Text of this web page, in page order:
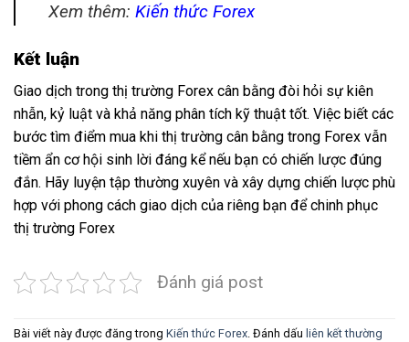
Xem thêm: Kiến thức Forex
Kết luận
Giao dịch trong thị trường Forex cân bằng đòi hỏi sự kiên
nhẫn, kỷ luật và khả năng phân tích kỹ thuật tốt. Việc biết các
bước tìm điểm mua khi thị trường cân bằng trong Forex vẫn
tiềm ẩn cơ hội sinh lời đáng kể nếu bạn có chiến lược đúng
đắn. Hãy luyện tập thường xuyên và xây dựng chiến lược phù
hợp với phong cách giao dịch của riêng bạn để chinh phục
thị trường Forex
Đánh giá post
Bài viết này được đăng trong Kiến thức Forex. Đánh dấu liên kết thường